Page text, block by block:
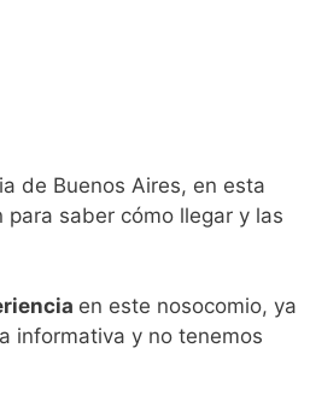
de Buenos Aires, en esta
para saber cómo llegar y las
en este nosocomio, ya
informativa y no tenemos